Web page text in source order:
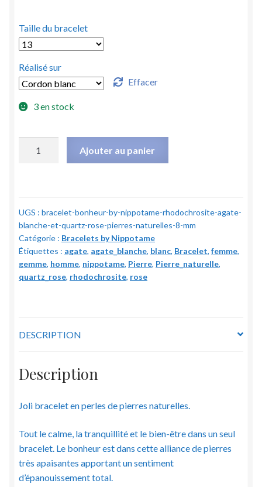
Taille du bracelet
Réalisé sur
Effacer
3 en stock
Nippotame
-
Rhodochrosite,
Agate
blanche
-
-
mm
Ajouter au panier
UGS : bracelet-bonheur-by-nippotame-rhodochrosite-agate-
blanche-et-quartz-rose-pierres-naturelles-8-mm
Catégorie : Bracelets by Nippotame
Étiquettes : agate, agate_blanche, blanc, Bracelet, femme,
gemme, homme, nippotame, Pierre, Pierre_naturelle,
quartz_rose, rhodochrosite, rose
DESCRIPTION
Description
Joli bracelet en perles de pierres naturelles.
Tout le calme, la tranquillité et le bien-être dans un seul
bracelet. Le bonheur est dans cette alliance de pierres
très apaisantes apportant un sentiment
d’épanouissement total.